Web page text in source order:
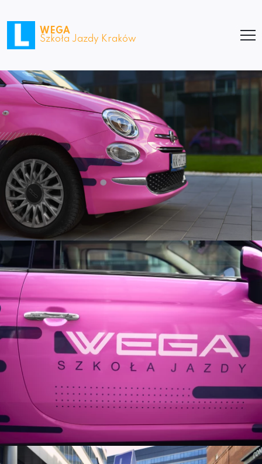
WEGA
Szkoła Jazdy Kraków